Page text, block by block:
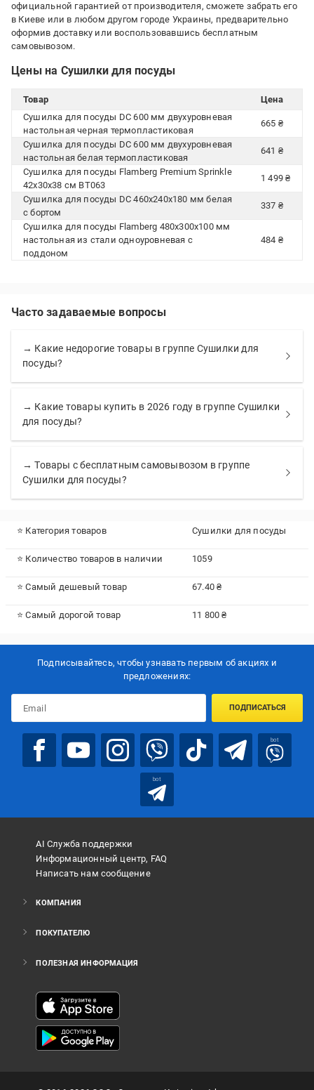
официальной гарантией от производителя, сможете забрать его
в Киеве или в любом другом городе Украины, предварительно
оформив доставку или воспользовавшись бесплатным
самовывозом.
Цены на Сушилки для посуды
Товар
Цена
Сушилка для посуды DC 600 мм двухуровневая
настольная черная термопластиковая
665 ₴
Сушилка для посуды DC 600 мм двухуровневая
настольная белая термопластиковая
641 ₴
Сушилка для посуды Flamberg Premium Sprinkle
42х30х38 см BT063
1 499 ₴
Сушилка для посуды DC 460x240x180 мм белая
с бортом
337 ₴
Сушилка для посуды Flamberg 480x300x100 мм
настольная из стали одноуровневая с
поддоном
484 ₴
Часто задаваемые вопросы
→ Какие недорогие товары в группе Сушилки для
посуды?
→ Какие товары купить в 2026 году в группе Сушилки
для посуды?
→ Товары с бесплатным самовывозом в группе
Сушилки для посуды?
⭐ Категория товаров Сушилки для посуды
⭐ Количество товаров в наличии 1059
⭐ Самый дешевый товар 67.40 ₴
⭐ Самый дорогой товар 11 800 ₴
Подписывайтесь, чтобы узнавать первым об акцияx и
предложениях:
ПОДПИСАТЬСЯ
bot
bot
AI Служба поддержки
Информационный центр, FAQ
Написать нам сообщение
КОМПАНИЯ
ПОКУПАТЕЛЮ
ПОЛЕЗНАЯ ИНФОРМАЦИЯ